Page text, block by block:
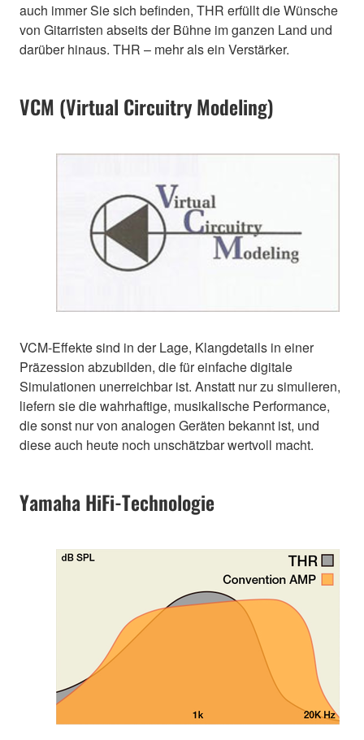
auch immer Sie sich befinden, THR erfüllt die Wünsche
von Gitarristen abseits der Bühne im ganzen Land und
darüber hinaus. THR – mehr als ein Verstärker.
VCM (Virtual Circuitry Modeling)
VCM-Effekte sind in der Lage, Klangdetails in einer
Präzession abzubilden, die für einfache digitale
Simulationen unerreichbar ist. Anstatt nur zu simulieren,
liefern sie die wahrhaftige, musikalische Performance,
die sonst nur von analogen Geräten bekannt ist, und
diese auch heute noch unschätzbar wertvoll macht.
Yamaha HiFi-Technologie